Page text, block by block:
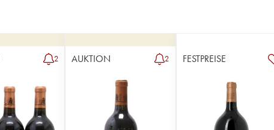
2 AUKTION 2 FESTPREISE